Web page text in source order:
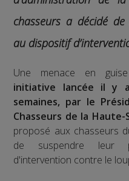
chasseurs a décidé
au dispositif
Une menace en guise
initiative lancée il y
semaines, par le
Chasseurs de la
proposé aux chasseurs
de suspendre leur
d'intervention contre le